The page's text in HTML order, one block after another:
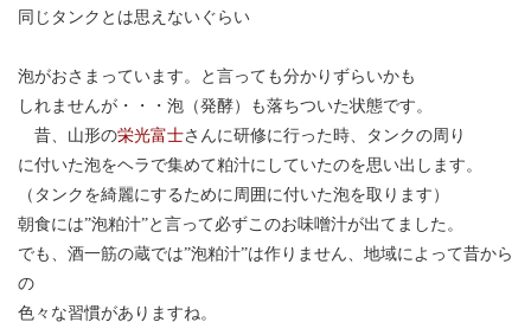
同じタンクとは思えないぐらい
泡がおさまっています。と言っても分かりずらいかも
しれませんが・・・泡（発酵）も落ちついた状態です。
昔、山形の栄光富士さんに研修に行った時、タンクの周り
に付いた泡をヘラで集めて粕汁にしていたのを思い出します。
（タンクを綺麗にするために周囲に付いた泡を取ります）
朝食には”泡粕汁”と言って必ずこのお味噌汁が出てました。
でも、酒一筋の蔵では”泡粕汁”は作りません、地域によって昔から
の
色々な習慣がありますね。